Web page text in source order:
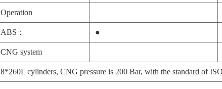
Operation
ABS： ●
CNG system
8*260L cylinders, CNG pressure is 200 Bar, with the standard of